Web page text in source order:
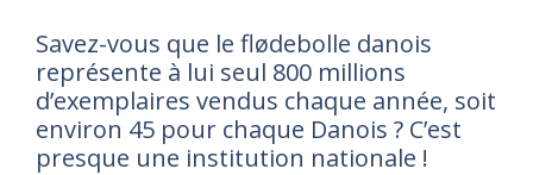
Savez-vous que le flødebolle danois
représente à lui seul 800 millions
d’exemplaires vendus chaque année, soit
environ 45 pour chaque Danois ? C’est
presque une institution nationale !